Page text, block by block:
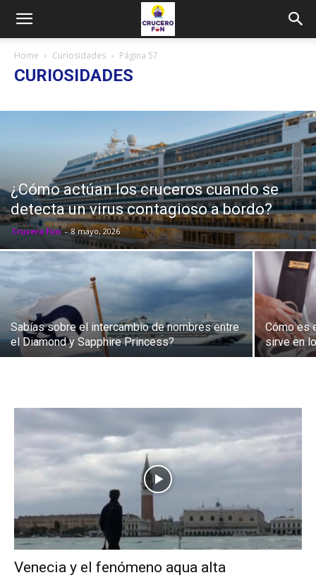
Home Curiosidades Página 57
CURIOSIDADES
¿Cómo actúan los cruceros cuando se
detecta un virus contagioso a bordo?
Crucero Fun - 8 mayo, 2026
Sabías sobre el intercambio de nombres entre
el Diamond y Sapphire Princess?
Cómo es
sirve en
Venecia y el fenómeno aqua alta